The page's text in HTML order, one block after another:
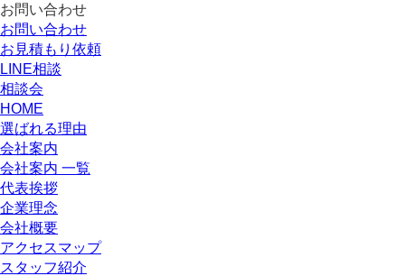
お問い合わせ
お問い合わせ
お見積もり依頼
LINE相談
相談会
HOME
選ばれる理由
会社案内
会社案内 一覧
代表挨拶
企業理念
会社概要
アクセスマップ
スタッフ紹介